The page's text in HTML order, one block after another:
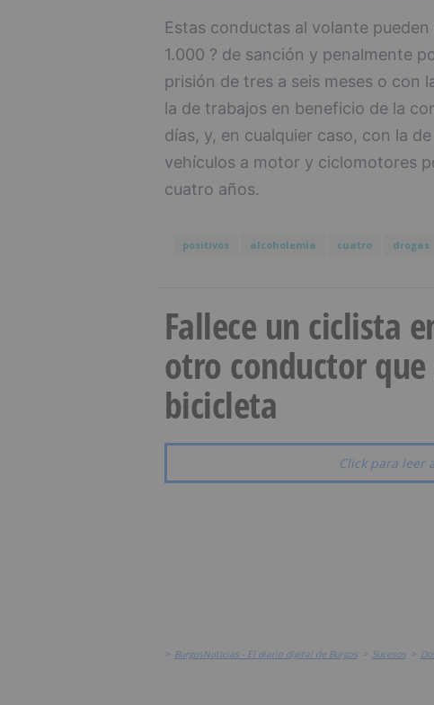
Estas conductas al volante
1.000 ? de sanción y penalmente
prisión de tres a seis meses o con
la de trabajos en beneficio de la
días, y, en cualquier caso, con la
vehículos a motor y ciclomotores
cuatro años.
positivos alcoholemia cuatro drogas
Fallece un ciclista
otro conductor
bicicleta
Click para leer
> BurgosNoticias - El diario digital de Burgos > Sucesos >